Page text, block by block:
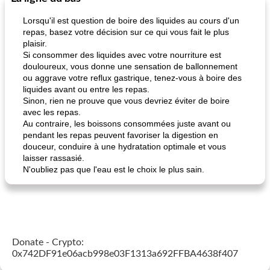
Lorsqu'il est question de boire des liquides au cours d'un
repas, basez votre décision sur ce qui vous fait le plus
plaisir.
Si consommer des liquides avec votre nourriture est
douloureux, vous donne une sensation de ballonnement
ou aggrave votre reflux gastrique, tenez-vous à boire des
liquides avant ou entre les repas.
Sinon, rien ne prouve que vous devriez éviter de boire
avec les repas.
Au contraire, les boissons consommées juste avant ou
pendant les repas peuvent favoriser la digestion en
douceur, conduire à une hydratation optimale et vous
laisser rassasié.
N'oubliez pas que l'eau est le choix le plus sain.
Donate - Crypto:
0x742DF91e06acb998e03F1313a692FFBA4638f407